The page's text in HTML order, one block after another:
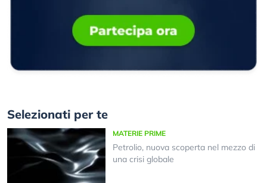
Selezionati per te
MATERIE PRIME
Petrolio, nuova scoperta nel mezzo di
una crisi globale